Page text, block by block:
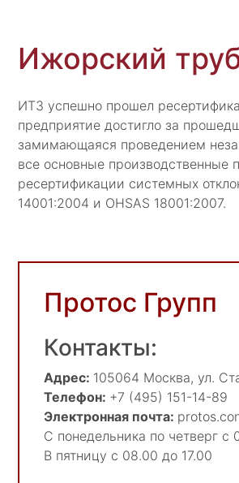
Ижорский
ИТЗ успешно прошел
предприятие достигло за
замимающаяся проведением
все основные производственные
ресертификации системных
14001:2004 и OHSAS 18001:2007.
Протос Групп
Контакты:
Адрес: 105064 Москва, ул.
Телефон: +7 (495) 151-14-89
Электронная почта:
С понедельника по четверг с
В пятницу с 08.00 до 17.00